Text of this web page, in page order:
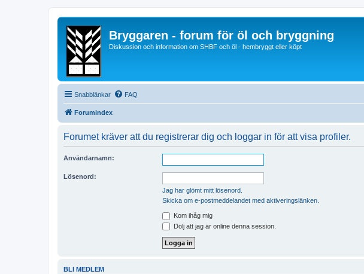
Bryggaren - forum för öl och bryggning
Diskussion och information om SHBF och öl - hembryggt eller köpt
Snabblänkar FAQ
Forumindex
Forumet kräver att du registrerar dig och loggar in för att visa profiler.
Användarnamn:
Lösenord:
Jag har glömt mitt lösenord.
Skicka om e-postmeddelandet med aktiveringslänken.
Kom ihåg mig
Dölj att jag är online denna session.
BLI MEDLEM